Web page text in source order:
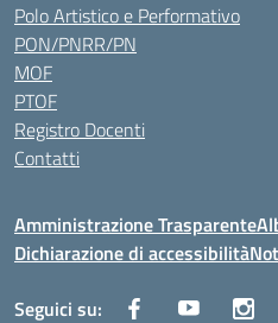
Polo Artistico e Performativo
PON/PNRR/PN
MOF
PTOF
Registro Docenti
Contatti
Amministrazione Trasparente
Dichiarazione di accessibilità
Seguici su: